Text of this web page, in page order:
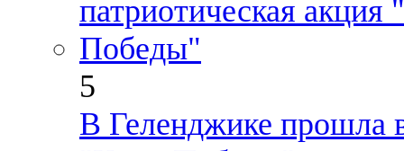
5
В Геленджике прошла